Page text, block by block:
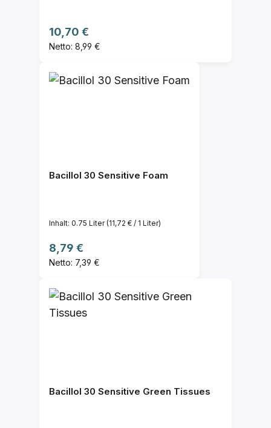
Regulärer Preis:
10,70 €
Netto: 8,99 €
Bacillol 30 Sensitive Foam
Inhalt: 0.75 Liter(11,72 € / 1 Liter)
Regulärer Preis:
8,79 €
Netto: 7,39 €
Bacillol 30 Sensitive Green Tissues